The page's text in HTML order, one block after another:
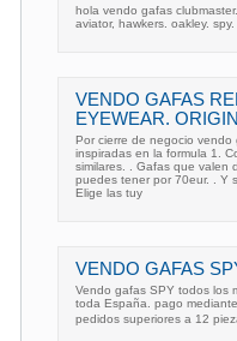
hola vendo gafas
aviator, hawkers. oakley. spy.
VENDO GAFAS
EYEWEAR.
Por cierre de negocio vendo
inspiradas en la formula 1.
similares. . Gafas que valen
puedes tener por 70eur. . Y
Elige las tuy
VENDO GAFAS
Vendo gafas SPY todos los
toda España. pago
pedidos superiores a 12